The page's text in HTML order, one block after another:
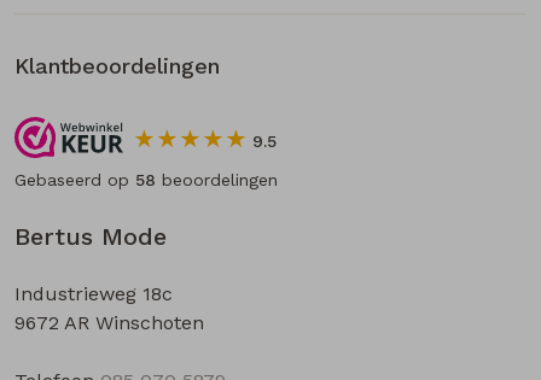
Bertus Mode
Industrieweg 18c
9672 AR Winschoten
Klantbeoordelingen
9.5
Gebaseerd op 58 beoordelingen